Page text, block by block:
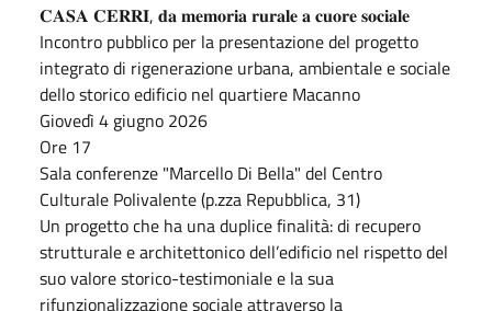
𝐂𝐀𝐒𝐀 𝐂𝐄𝐑𝐑𝐈, 𝐝𝐚 𝐦𝐞𝐦𝐨𝐫𝐢𝐚 𝐫𝐮𝐫𝐚𝐥𝐞 𝐚 𝐜𝐮𝐨𝐫𝐞 𝐬𝐨𝐜𝐢𝐚𝐥𝐞
Incontro pubblico per la presentazione del progetto
integrato di rigenerazione urbana, ambientale e sociale
dello storico edificio nel quartiere Macanno
​Giovedì 4 giugno 2026
Ore 17
Sala conferenze "Marcello Di Bella" del Centro
Culturale Polivalente (p.zza Repubblica, 31)
​Un progetto che ha una duplice finalità: di recupero
strutturale e architettonico dell’edificio nel rispetto del
suo valore storico-testimoniale e la sua
rifunzionalizzazione sociale attraverso la